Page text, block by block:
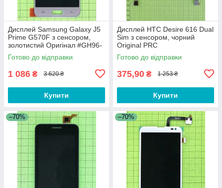
Дисплей Samsung Galaxy J5
Prime G570F з сенсором,
золотистий Оригінал #GH96-
10324A
Готово до відправки
1 086 ₴ 3 620 ₴
Купити
Дисплей HTC Desire 616 Dual
Sim з сенсором, чорний
Original PRC
Готово до відправки
375,90 ₴ 1 253 ₴
Купити
–70% –70%